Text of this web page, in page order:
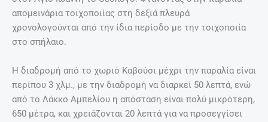
απομεινάρια τοιχοποιίας στη δεξιά πλευρά
χρονολογούνται από την ίδια περίοδο με την τοιχοποιία
στο σπήλαιο.
Η διαδρομή από το χωριό Καβούσι μέχρι την παραλία είναι
περίπου 3 χλμ., με την διαδρομή να διαρκεί 50 λεπτά, ενώ
από το Λάκκο Αμπελίου η απόσταση είναι πολύ μικρότερη,
650 μέτρα, και χρειάζονται 20 λεπτά για να προσεγγίσει